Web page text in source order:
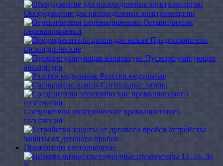
Оборудование для распределения электроэнергии
Ограничители
перенапряжений
Предохранители
цилиндрические
Пускорегулирующая
аппаратура
Розетки модульные
Сигнальные лампы
Соединители электрические промышленного
назначения
Устройства
защиты от дугового пробоя
Прожектора светодиодные